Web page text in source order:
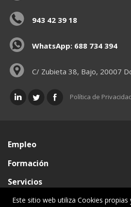
943 42 39 18
WhatsApp: 688 734 394
C/ Zubieta 38, Bajo, 20007
Política de
Empleo
Formación
Servicios
Conócenos
Este sitio web utiliza Cookies